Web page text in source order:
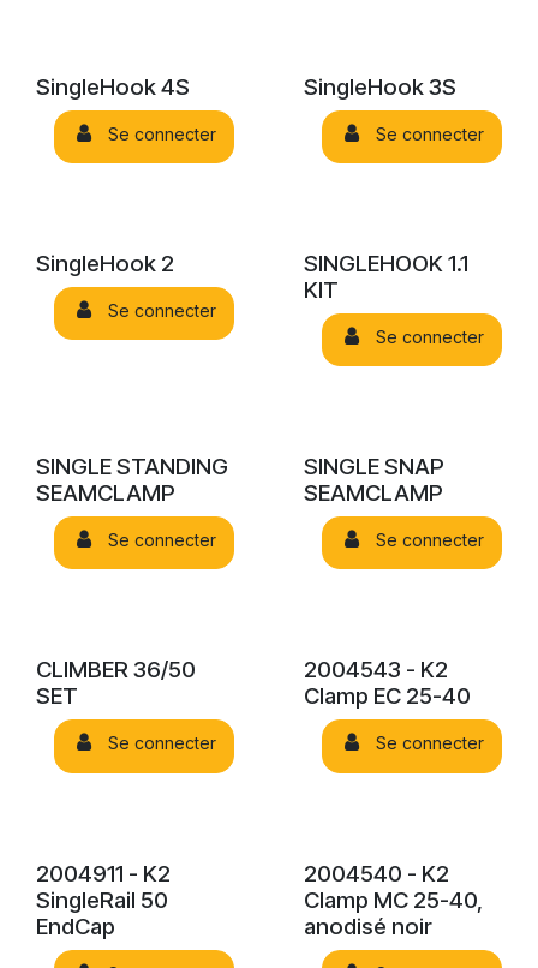
SingleHook 4S
Se connecter
SingleHook 3S
Se connecter
SingleHook 2
Se connecter
SINGLEHOOK 1.1
KIT
Se connecter
SINGLE STANDING
SEAMCLAMP
Se connecter
SINGLE SNAP
SEAMCLAMP
Se connecter
CLIMBER 36/50
SET
Se connecter
2004543 - K2
Clamp EC 25-40
Se connecter
2004911 - K2
SingleRail 50
EndCap
2004540 - K2
Clamp MC 25-40,
anodisé noir